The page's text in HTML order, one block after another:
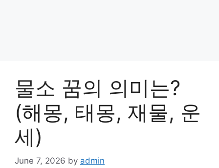
물소 꿈의 의미는?
(해몽, 태몽, 재물, 운
세)
June 7, 2026 by admin